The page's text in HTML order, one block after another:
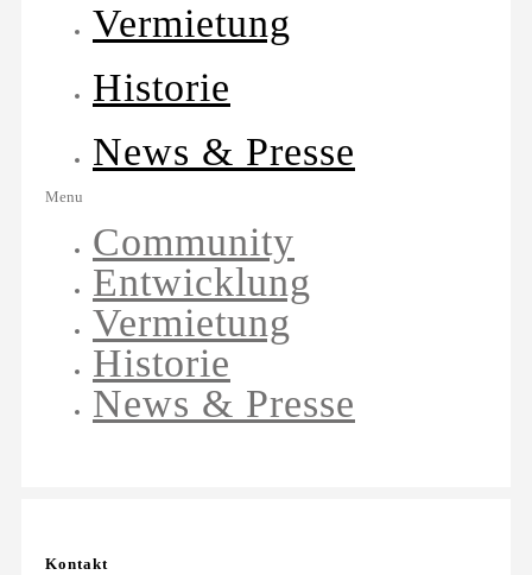
Vermietung
Historie
News & Presse
Menu
Community
Entwicklung
Vermietung
Historie
News & Presse
Kontakt